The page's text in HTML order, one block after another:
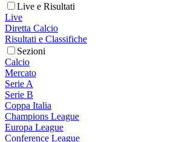
Live e Risultati
Live
Diretta Calcio
Risultati e Classifiche
Sezioni
Calcio
Mercato
Serie A
Serie B
Coppa Italia
Champions League
Europa League
Conference League